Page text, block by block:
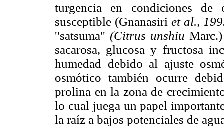
turgencia en condiciones de
susceptible (Gnanasiriet al.,
''satsuma'' (Citrus unshiu
sacarosa, glucosa y fructosa
humedad debido al ajuste
osmótico también ocurre
prolina en la zona de
lo cual juega un papel
la raíz a bajos potenciales de